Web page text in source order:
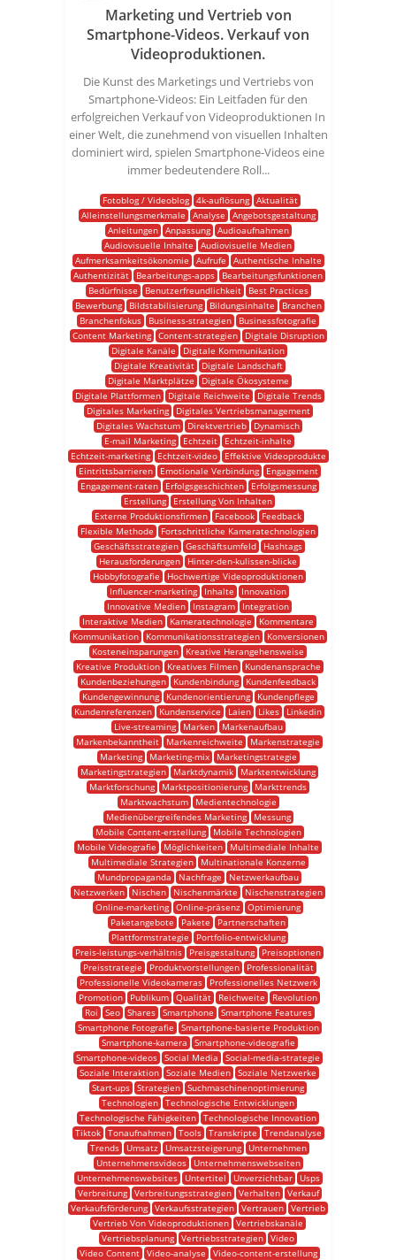
Marketing und Vertrieb von
Smartphone-Videos. Verkauf von
Videoproduktionen.
Die Kunst des Marketings und Vertriebs von
Smartphone-Videos: Ein Leitfaden für den
erfolgreichen Verkauf von Videoproduktionen In
einer Welt, die zunehmend von visuellen Inhalten
dominiert wird, spielen Smartphone-Videos eine
immer bedeutendere Roll...
Fotoblog / Videoblog 4k-auflösung Aktualität
Alleinstellungsmerkmale
Analyse
Angebotsgestaltung
Anleitungen
Anpassung
Audioaufnahmen
Audiovisuelle Inhalte
Audiovisuelle Medien
Aufmerksamkeitsökonomie
Aufrufe
Authentische Inhalte
Authentizität
Bearbeitungs-apps
Bearbeitungsfunktionen
Bedürfnisse
Benutzerfreundlichkeit
Best Practices
Bewerbung
Bildstabilisierung Bildungsinhalte
Branchen
Branchenfokus
Business-strategien
Businessfotografie
Content Marketing
Content-strategien
Digitale Disruption
Digitale Kanäle
Digitale Kommunikation
Digitale Kreativität
Digitale Landschaft
Digitale Marktplätze
Digitale Ökosysteme
Digitale Plattformen
Digitale Reichweite
Digitale Trends
Digitales Marketing
Digitales Vertriebsmanagement
Digitales Wachstum
Direktvertrieb
Dynamisch
E-mail Marketing
Echtzeit
Echtzeit-inhalte
Echtzeit-marketing
Echtzeit-video
Effektive Videoprodukte
Eintrittsbarrieren
Emotionale Verbindung
Engagement
Engagement-raten
Erfolgsgeschichten
Erfolgsmessung
Erstellung
Erstellung Von Inhalten
Externe Produktionsfirmen
Facebook
Feedback
Flexible Methode
Fortschrittliche Kameratechnologien
Geschäftsstrategien Geschäftsumfeld
Hashtags
Herausforderungen
Hinter-den-kulissen-blicke
Hobbyfotografie
Hochwertige Videoproduktionen
Influencer-marketing
Inhalte
Innovation
Innovative Medien
Instagram
Integration
Interaktive Medien
Kameratechnologie
Kommentare
Kommunikation
Kommunikationsstrategien
Konversionen
Kosteneinsparungen
Kreative Herangehensweise
Kreative Produktion
Kreatives Filmen
Kundenansprache
Kundenbeziehungen
Kundenbindung
Kundenfeedback
Kundengewinnung
Kundenorientierung
Kundenpflege
Kundenreferenzen
Kundenservice Laien Likes
Linkedin
Live-streaming
Marken
Markenaufbau
Markenbekanntheit
Markenreichweite
Markenstrategie
Marketing
Marketing-mix
Marketingstrategie
Marketingstrategien
Marktdynamik
Marktentwicklung
Marktforschung
Marktpositionierung
Markttrends
Marktwachstum
Medientechnologie
Medienübergreifendes Marketing
Messung
Mobile Content-erstellung
Mobile Technologien
Mobile Videografie
Möglichkeiten
Multimediale Inhalte
Multimediale Strategien
Multinationale Konzerne
Mundpropaganda
Nachfrage
Netzwerkaufbau
Netzwerken
Nischen Nischenmärkte
Nischenstrategien
Online-marketing Online-präsenz Optimierung
Paketangebote
Pakete
Partnerschaften
Plattformstrategie
Portfolio-entwicklung
Preis-leistungs-verhältnis
Preisgestaltung
Preisoptionen
Preisstrategie
Produktvorstellungen
Professionalität
Professionelle Videokameras
Professionelles Netzwerk
Promotion
Publikum Qualität Reichweite
Revolution
Roi
Seo Shares Smartphone
Smartphone Features
Smartphone Fotografie
Smartphone-basierte Produktion
Smartphone-kamera
Smartphone-videografie
Smartphone-videos Social Media
Social-media-strategie
Soziale Interaktion Soziale Medien Soziale Netzwerke
Start-ups Strategien Suchmaschinenoptimierung
Technologien Technologische Entwicklungen
Technologische Fähigkeiten Technologische Innovation
Tiktok
Tonaufnahmen Tools Transkripte
Trendanalyse
Trends
Umsatz Umsatzsteigerung
Unternehmen
Unternehmensvideos
Unternehmenswebseiten
Unternehmenswebsites
Untertitel Unverzichtbar
Usps
Verbreitung
Verbreitungsstrategien Verhalten
Verkauf
Verkaufsförderung Verkaufsstrategien Vertrauen Vertrieb
Vertrieb Von Videoproduktionen Vertriebskanäle
Vertriebsplanung Vertriebsstrategien Video
Video Content
Video-analyse
Video-content-erstellung